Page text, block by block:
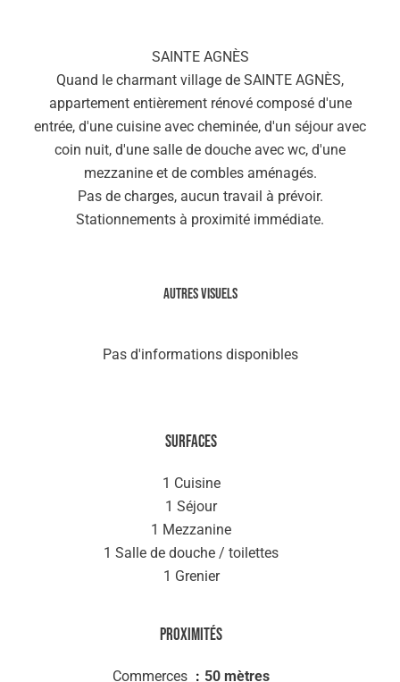
SAINTE AGNÈS
Quand le charmant village de SAINTE AGNÈS,
appartement entièrement rénové composé d'une
entrée, d'une cuisine avec cheminée, d'un séjour avec
coin nuit, d'une salle de douche avec wc, d'une
mezzanine et de combles aménagés.
Pas de charges, aucun travail à prévoir.
Stationnements à proximité immédiate.
Autres visuels
Pas d'informations disponibles
Surfaces
1 Cuisine
1 Séjour
1 Mezzanine
1 Salle de douche / toilettes
1 Grenier
Proximités
Commerces 50 mètres